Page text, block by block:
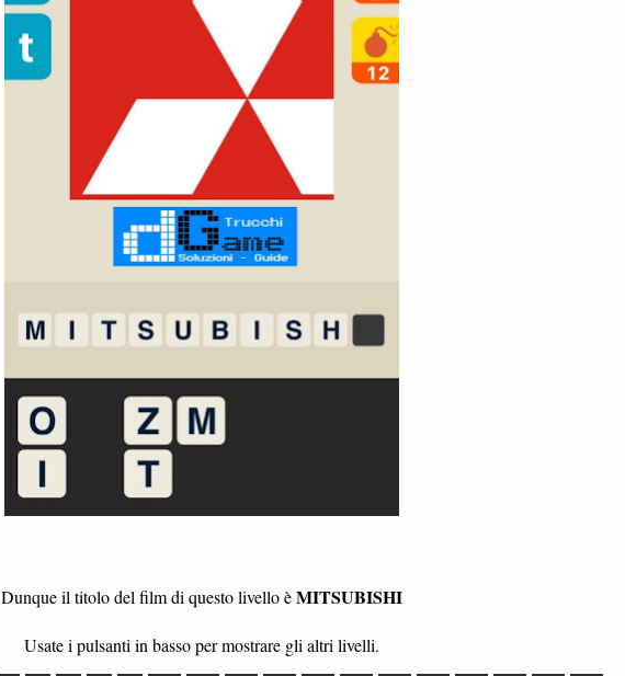
Dunque il titolo del film di questo livello èMITSUBISHI
Usate i pulsanti in basso per mostrare gli altri livelli.